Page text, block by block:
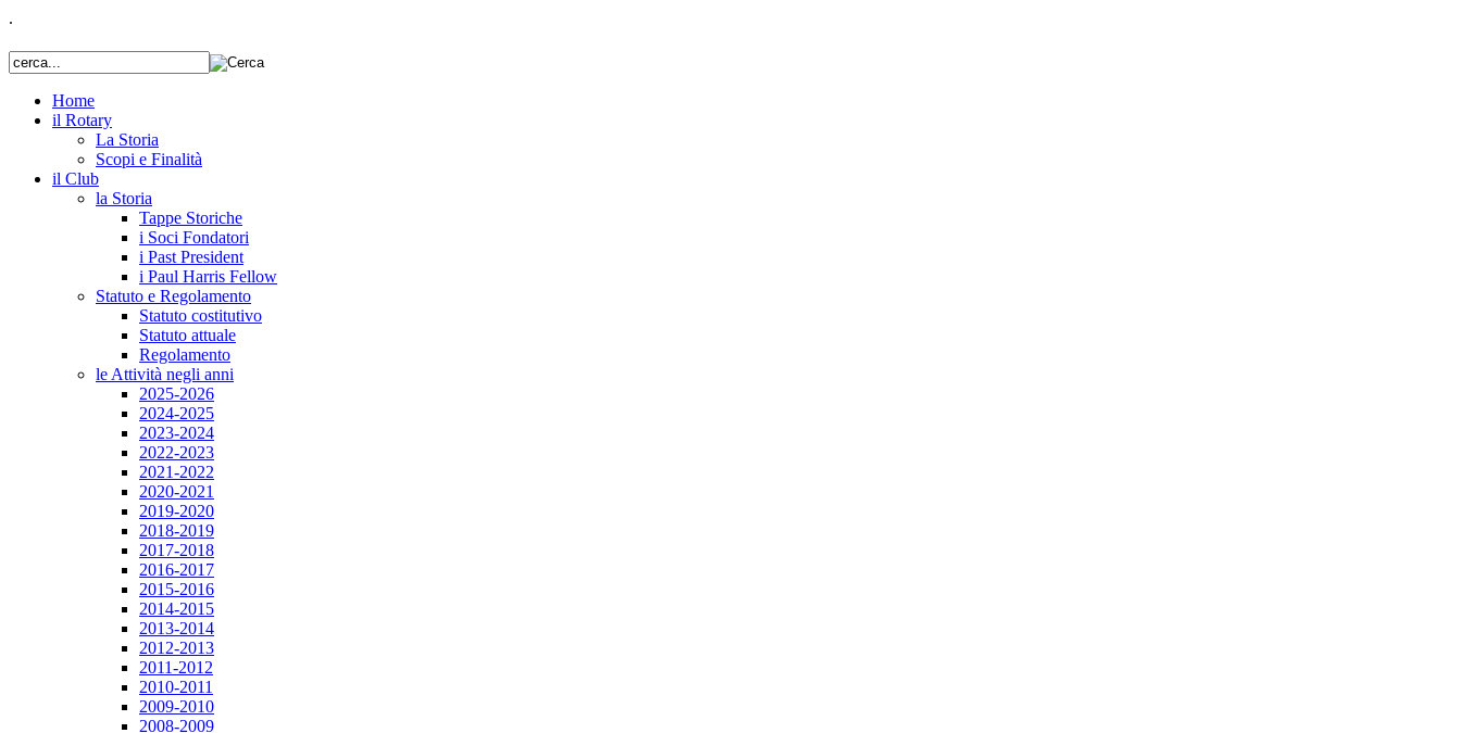
.
Home
il Rotary
La Storia
Scopi e Finalità
il Club
la Storia
Tappe Storiche
i Soci Fondatori
i Past President
i Paul Harris Fellow
Statuto e Regolamento
Statuto costitutivo
Statuto attuale
Regolamento
le Attività negli anni
2025-2026
2024-2025
2023-2024
2022-2023
2021-2022
2020-2021
2019-2020
2018-2019
2017-2018
2016-2017
2015-2016
2014-2015
2013-2014
2012-2013
2011-2012
2010-2011
2009-2010
2008-2009